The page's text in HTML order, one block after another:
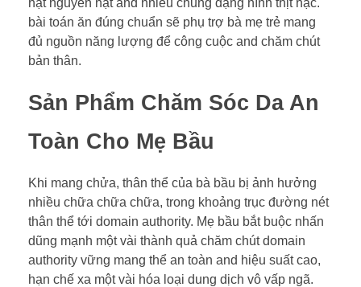
bài toán ăn đúng chuẩn sẽ phụ trợ bà mẹ trẻ mang
đủ nguồn năng lượng để công cuộc and chăm chút
bản thân.
Sản Phẩm Chăm Sóc Da An
Toàn Cho Mẹ Bầu
Khi mang chửa, thân thể của bà bầu bị ảnh hưởng
nhiều chữa chữa chữa, trong khoảng trục đường nét
thân thể tới domain authority. Mẹ bầu bắt buộc nhấn
dũng mạnh một vài thành quả chăm chút domain
authority vững mang thể an toàn and hiệu suất cao,
hạn chế xa một vài hóa loại dung dịch vô vấp ngã.